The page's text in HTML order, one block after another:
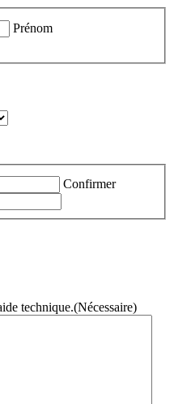
Prénom
Confirmer
technique.(Nécessaire)